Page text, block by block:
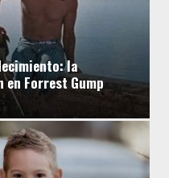
la
en Forrest Gump